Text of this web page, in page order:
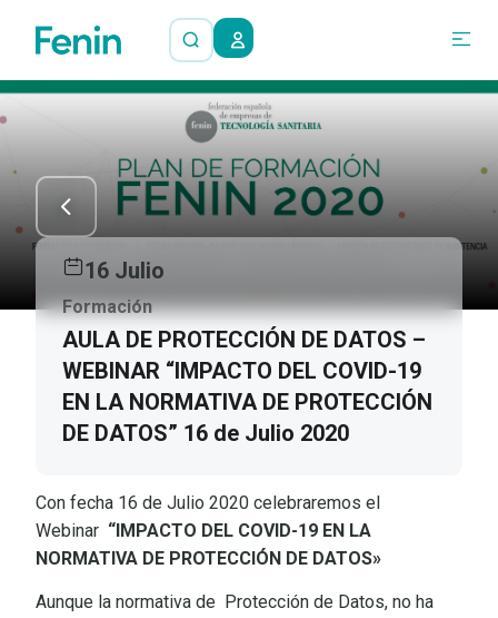
16 Julio
Formación
AULA DE PROTECCIÓN DE DATOS –
WEBINAR “IMPACTO DEL COVID-19
EN LA NORMATIVA DE PROTECCIÓN
DE DATOS” 16 de Julio 2020
Con fecha 16 de Julio 2020 celebraremos el
Webinar “IMPACTO DEL COVID-19 EN LA
NORMATIVA DE PROTECCIÓN DE DATOS»
Aunque la normativa de Protección de Datos, no ha